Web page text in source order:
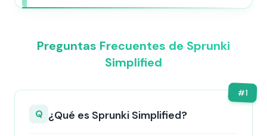
Preguntas Frecuentes de Sprunki
Simplified
#1
Q ¿Qué es Sprunki Simplified?